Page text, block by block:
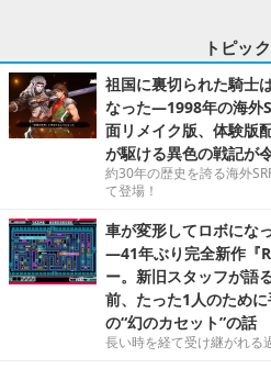
トピッ
祖国に裏切られた騎士
なった―1998年の海外
面リメイク版、体験版
が駆ける異色の戦記が
約30年の歴史を誇る海外
て登場！
車が変形してロボにな
―41年ぶり完全新作『
ー。新旧スタッフが語
前、たった1人のため
の“幻のカセット”の話
長い時を経て受け継がれる